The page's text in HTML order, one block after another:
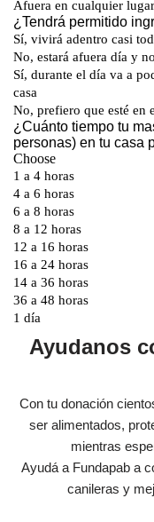
Ayudanos
Con tu donación
ser alimentados,
mientras
Ayudá a Fundapab a
canileras y